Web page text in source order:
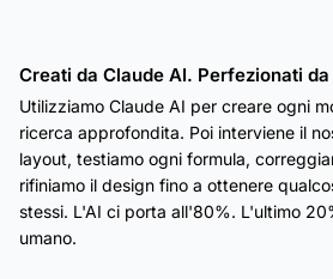
Creati da Claude AI. Perfezionati da
Utilizziamo Claude AI per creare ogni
ricerca approfondita. Poi interviene il
layout, testiamo ogni formula,
rifiniamo il design fino a ottenere
stessi. L'AI ci porta all'80%. L'ultimo
umano.